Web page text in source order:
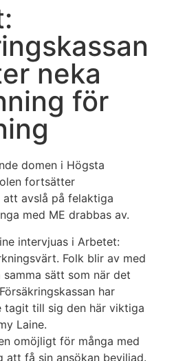
neka
för
domen i Högsta
fortsätter
att avslå på felaktiga
med ME drabbas av.
intervjuas i Arbetet:
Folk blir av med
samma sätt som när det
har
tagit till sig den här viktiga
Laine.
omöjligt för många med
att få sin ansökan beviljad.